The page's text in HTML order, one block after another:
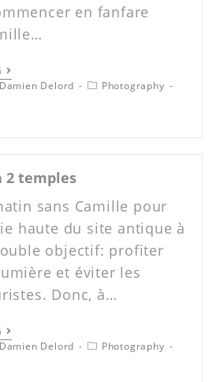
en fanfare
Damien Delord
Photography
2 temples
sans Camille pour
haute du site antique à
objectif: profiter
et éviter les
Donc, à…
Damien Delord
Photography